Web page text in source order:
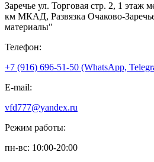
Заречье ул. Торговая стр. 2, 1 этаж
км МКАД, Развязка Очаково-
материалы"
Телефон:
+7 (916) 696-51-50 (WhatsApp,
E-mail:
vfd777@yandex.ru
Режим работы:
пн-вс: 10:00-20:00